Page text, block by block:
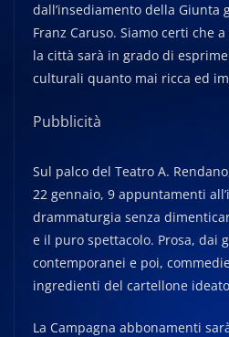
dall’insediamento della Giunta
Franz Caruso. Siamo certi che
la città sarà in grado di
culturali quanto mai ricca ed
Pubblicità
Sul palco del Teatro A.
22 gennaio, 9 appuntamenti
drammaturgia senza
e il puro spettacolo. Prosa, dai
contemporanei e poi,
ingredienti del cartellone ideato
La Campagna abbonamenti